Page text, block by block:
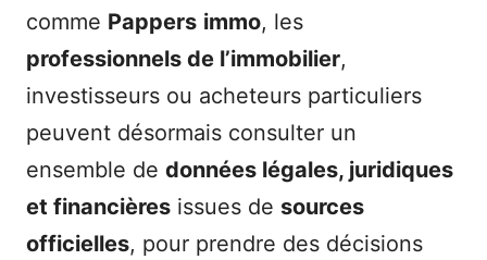
comme Pappers immo, les
professionnels de l’immobilier,
investisseurs ou acheteurs particuliers
peuvent désormais consulter un
ensemble de données légales, juridiques
et financières issues de sources
officielles, pour prendre des décisions